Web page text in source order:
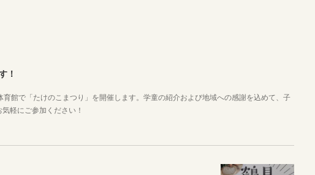
！
館で「たけのこまつり」を開催します。学童の紹介および地域への感謝を込めて、子
軽にご参加ください！